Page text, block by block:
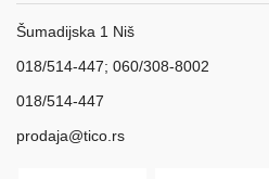
Šumadijska 1 Niš
018/514-447; 060/308-8002
018/514-447
prodaja@tico.rs